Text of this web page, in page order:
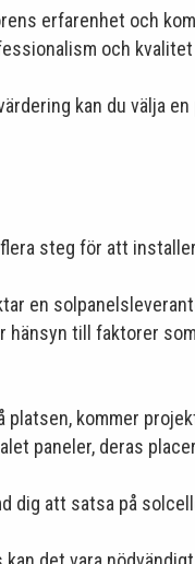
erfarenhet och
och kvalitet
kan du välja
steg för att
en
hänsyn till faktorer
platsen, kommer
paneler, deras
dig att satsa på